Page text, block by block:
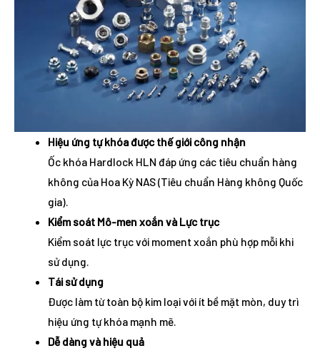
Hiệu ứng tự khóa được thế giới công nhận
Ốc khóa Hardlock HLN đáp ứng các tiêu chuẩn hàng
không của Hoa Kỳ NAS (Tiêu chuẩn Hàng không Quốc
gia).
Kiểm soát Mô-men xoắn và Lực trục
Kiểm soát lực trục với moment xoắn phù hợp mỗi khi
sử dụng.
Tái sử dụng
Được làm từ toàn bộ kim loại với ít bề mặt mòn, duy trì
hiệu ứng tự khóa mạnh mẽ.
Dễ dàng và hiệu quả